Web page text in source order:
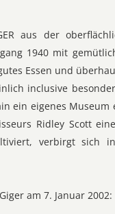
aus der
1940 mit
Essen und
inclusive
ein eigenes
Ridley Scott
verbirgt sich
am 7. Januar 2002: